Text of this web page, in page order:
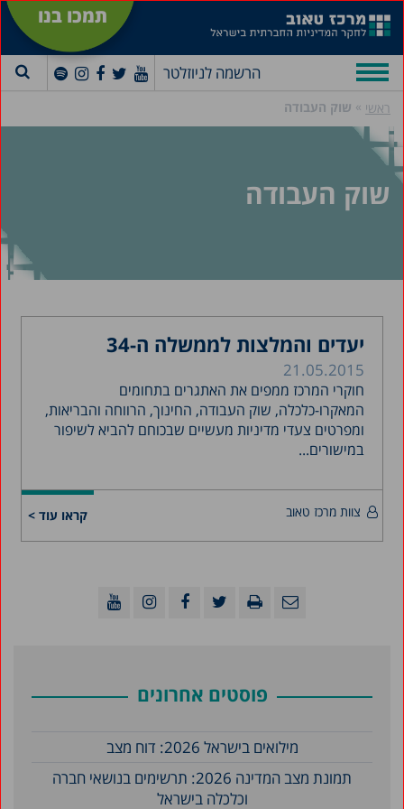
תמכו בנו
הרשמה לניוזלטר
ראשי » שוק העבודה
שוק העבודה
יעדים והמלצות לממשלה ה-34
21.05.2015
חוקרי המרכז ממפים את האתגרים בתחומים
המאקרו-כלכלה, שוק העבודה, החינוך, הרווחה והבריאות,
ומפרטים צעדי מדיניות מעשיים שבכוחם להביא לשיפור
במישורים...
קראו עוד > צוות מרכז טאוב
פוסטים אחרונים
מילואים בישראל 2026: דוח מצב
תמונת מצב המדינה 2026: תרשימים בנושאי חברה
וכלכלה בישראל